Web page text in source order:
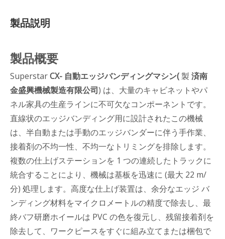
製品説明
製品概要
SuperstarCX- 自動エッジバンディングマシン(製 済南
金盛興機械製造有限公司) は、大量のキャビネットやパ
ネル家具の生産ラインに不可欠なコンポーネントです。
直線状のエッジバンディング用に設計されたこの機械
は、半自動または手動のエッジバンダーに伴う手作業、
接着剤の不均一性、不均一なトリミングを排除します。
複数の仕上げステーションを 1 つの連続したトラックに
統合することにより、機械は基板を迅速に (最大 22 m/
分) 処理します。高度な仕上げ装置は、余分なエッジ バ
ンディング材料をマイクロメートルの精度で除去し、最
終バフ研磨ホイールは PVC の色を復元し、残留接着剤を
除去して、ワークピースをすぐに組み立てまたは梱包で